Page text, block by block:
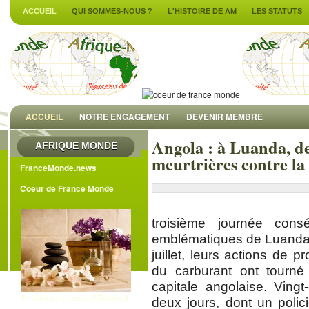
ACCUEIL QUI SOMMES-NOUS ? L'HISTOIRE DE AM LES STATUTS
ACCUEIL NOTRE ENGAGEMENT DEVENIR MEMBRE
AFRIQUE MONDE
FranceMonde.news
Coeur de France Monde
Parfum de grasse d'Elisabeth
Angola : à Luanda,
meurtrières contre
troisième journée
emblématiques de
juillet, leurs actions de
du carburant ont
capitale angolaise.
deux jours, dont un